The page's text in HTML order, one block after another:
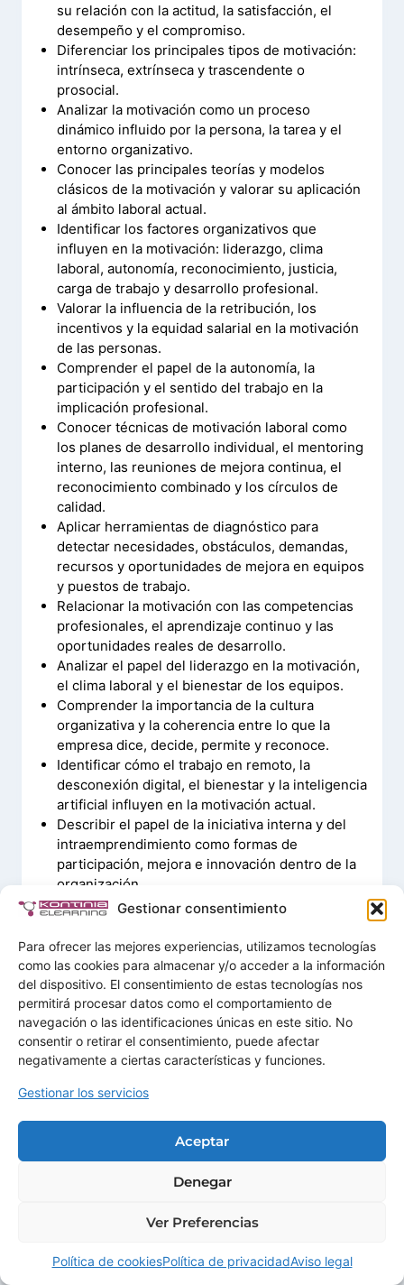
Gestionar consentimiento
Para ofrecer las mejores experiencias, utilizamos tecnologías
como las cookies para almacenar y/o acceder a la información
del dispositivo. El consentimiento de estas tecnologías nos
permitirá procesar datos como el comportamiento de
navegación o las identificaciones únicas en este sitio. No
consentir o retirar el consentimiento, puede afectar
negativamente a ciertas características y funciones.
Gestionar los servicios
Aceptar
Denegar
Ver Preferencias
Política de cookiesPolítica de privacidadAviso legal
su relación con la actitud, la satisfacción, el
desempeño y el compromiso.
Diferenciar los principales tipos de motivación:
intrínseca, extrínseca y trascendente o
prosocial.
Analizar la motivación como un proceso
dinámico influido por la persona, la tarea y el
entorno organizativo.
Conocer las principales teorías y modelos
clásicos de la motivación y valorar su aplicación
al ámbito laboral actual.
Identificar los factores organizativos que
influyen en la motivación: liderazgo, clima
laboral, autonomía, reconocimiento, justicia,
carga de trabajo y desarrollo profesional.
Valorar la influencia de la retribución, los
incentivos y la equidad salarial en la motivación
de las personas.
Comprender el papel de la autonomía, la
participación y el sentido del trabajo en la
implicación profesional.
Conocer técnicas de motivación laboral como
los planes de desarrollo individual, el mentoring
interno, las reuniones de mejora continua, el
reconocimiento combinado y los círculos de
calidad.
Aplicar herramientas de diagnóstico para
detectar necesidades, obstáculos, demandas,
recursos y oportunidades de mejora en equipos
y puestos de trabajo.
Relacionar la motivación con las competencias
profesionales, el aprendizaje continuo y las
oportunidades reales de desarrollo.
Analizar el papel del liderazgo en la motivación,
el clima laboral y el bienestar de los equipos.
Comprender la importancia de la cultura
organizativa y la coherencia entre lo que la
empresa dice, decide, permite y reconoce.
Identificar cómo el trabajo en remoto, la
desconexión digital, el bienestar y la inteligencia
artificial influyen en la motivación actual.
Describir el papel de la iniciativa interna y del
intraemprendimiento como formas de
participación, mejora e innovación dentro de la
organización.
Reconocer errores frecuentes en la gestión de
coherentes, realistas y conectadas con el
trabajo diario.
ÍNDICE DE CONTENIDOS
1. CONCEPTOS BÁSICOS
1.1. ¿Qué es la motivación?
1.3. La motivación hoy: de la cantidad a la
2. TEORÍAS Y MODELOS
2.2. Escuela de las relaciones humanas
2.2.2. Abraham Maslow
2.4. Teoría de motivación e higiene de